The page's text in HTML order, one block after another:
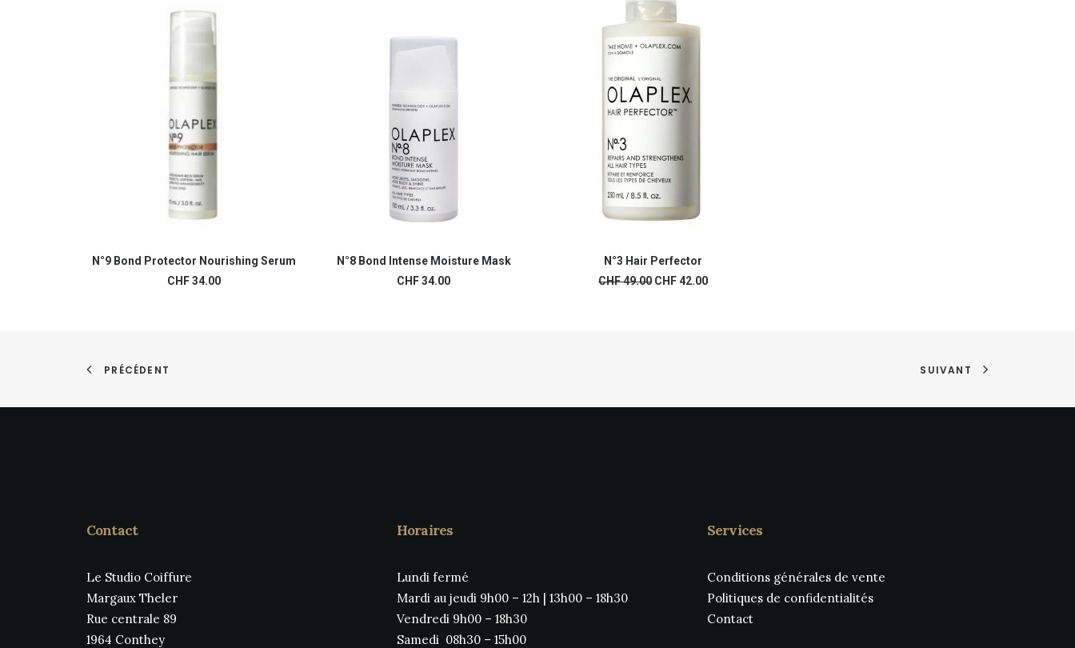
N°9 Bond Protector Nourishing Serum
CHF34.00
N°8 Bond Intense Moisture Mask
CHF34.00
N°3 Hair Perfector
CHF49.00 Le
CHF42.00Le
PRÉCÉDENT SUIVANT
Contact
Le Studio Coiffure
Margaux Theler
Rue centrale 89
1964 Conthey
Horaires
Lundi fermé
Mardi au jeudi 9h00 – 12h | 13h00 – 18h30
Vendredi 9h00 – 18h30
Samedi 08h30 – 15h00
Services
Conditions générales de vente
Politiques de confidentialités
Contact